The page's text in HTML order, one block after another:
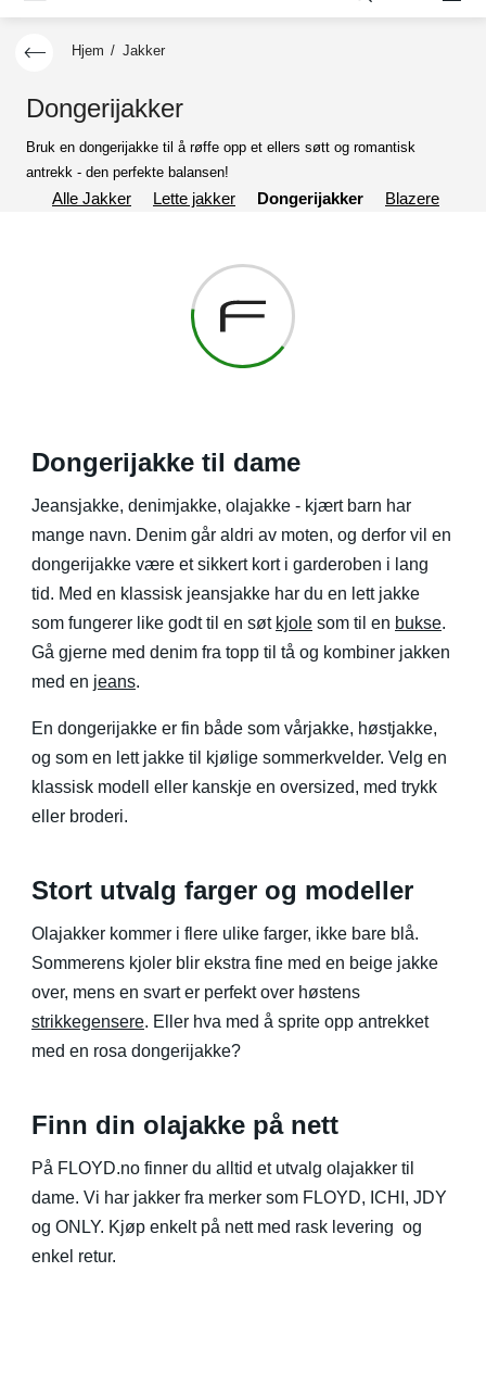
Hjem / Jakker
Dongerijakker
Bruk en dongerijakke til å røffe opp et ellers søtt og romantisk
antrekk - den perfekte balansen!
Alle Jakker Lette jakker Dongerijakker Blazere
Dongerijakke til dame
Jeansjakke, denimjakke, olajakke - kjært barn har
mange navn. Denim går aldri av moten, og derfor vil en
dongerijakke være et sikkert kort i garderoben i lang
tid. Med en klassisk jeansjakke har du en lett jakke
som fungerer like godt til en søt kjole som til en bukse.
Gå gjerne med denim fra topp til tå og kombiner jakken
med en jeans.
En dongerijakke er fin både som vårjakke, høstjakke,
og som en lett jakke til kjølige sommerkvelder. Velg en
klassisk modell eller kanskje en oversized, med trykk
eller broderi.
Stort utvalg farger og modeller
Olajakker kommer i flere ulike farger, ikke bare blå.
Sommerens kjoler blir ekstra fine med en beige jakke
over, mens en svart er perfekt over høstens
strikkegensere. Eller hva med å sprite opp antrekket
med en rosa dongerijakke?
Finn din olajakke på nett
På FLOYD.no finner du alltid et utvalg olajakker til
dame. Vi har jakker fra merker som FLOYD, ICHI, JDY
og ONLY. Kjøp enkelt på nett med rask levering og
enkel retur.